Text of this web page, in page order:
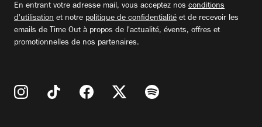
En entrant votre adresse mail, vous acceptez nos conditions
d'utilisation et notre politique de confidentialité et de recevoir les
emails de Time Out à propos de l'actualité, évents, offres et
promotionnelles de nos partenaires.